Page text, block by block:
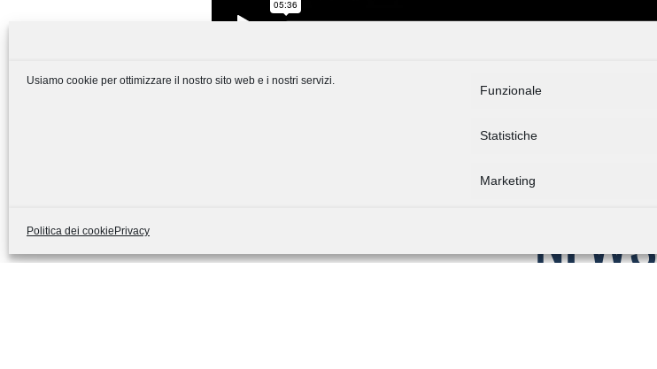
Usiamo cookie per ottimizzare il nostro sito web e i nostri servizi.
Funzionale
Statistiche
Marketing
Politica dei cookie Privacy NEWS